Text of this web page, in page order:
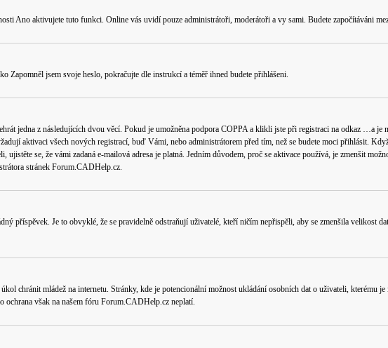
Ano aktivujete tuto funkci. Online vás uvidí pouze administrátoři, moderátoři a vy sami. Budete započítáváni
Zapomněl jsem svoje heslo, pokračujte dle instrukcí a téměř ihned budete přihlášeni.
jedna z následujících dvou věcí. Pokud je umožněna podpora COPPA a klikli jste při registraci na odkaz …a je
aktivaci všech nových registrací, buď Vámi, nebo administrátorem před tím, než se budete moci přihlásit.
se, že vámi zadaná e-mailová adresa je platná. Jedním důvodem, proč se aktivace používá, je zmenšit
stránek Forum.CADHelp.cz.
příspěvek. Je to obvyklé, že se pravidelně odstraňují uživatelé, kteří ničím nepřispěli, aby se zmenšila velikost
chránit mládež na internetu. Stránky, kde je potencionální možnost ukládání osobních dat o uživateli, kterému
ochrana však na našem fóru Forum.CADHelp.cz neplatí.